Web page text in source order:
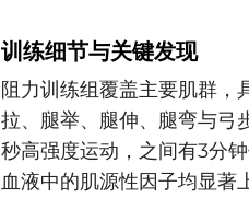
训练细节与关键发现
阻力训练组覆盖主要肌群，
拉、腿举、腿伸、腿弯与弓
秒高强度运动，之间有3分
血液中的肌源性因子均显